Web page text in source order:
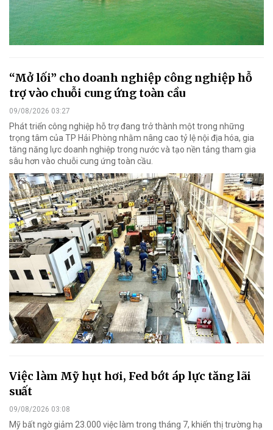
“Mở lối” cho doanh nghiệp công nghiệp hỗ
trợ vào chuỗi cung ứng toàn cầu
09/08/2026 03:27
Phát triển công nghiệp hỗ trợ đang trở thành một trong những
trọng tâm của TP Hải Phòng nhằm nâng cao tỷ lệ nội địa hóa, gia
tăng năng lực doanh nghiệp trong nước và tạo nền tảng tham gia
sâu hơn vào chuỗi cung ứng toàn cầu.
Việc làm Mỹ hụt hơi, Fed bớt áp lực tăng lãi
suất
09/08/2026 03:08
Mỹ bất ngờ giảm 23.000 việc làm trong tháng 7, khiến thị trường hạ